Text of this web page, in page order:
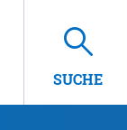
SUCHE